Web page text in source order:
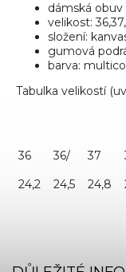
dámská obuv
velikost:
složení:
gumová
barva:
Tabulka velikostí
36 36/ 37
24,2
24,5 24,8